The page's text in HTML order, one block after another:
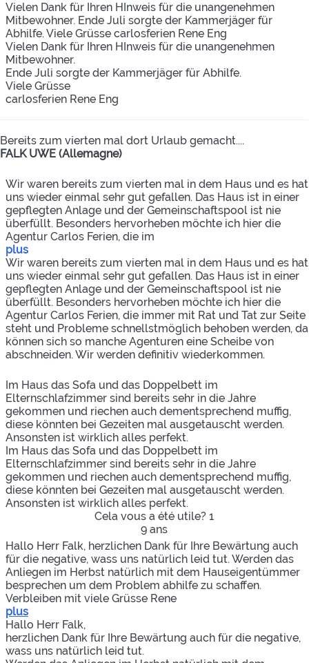
Vielen Dank für Ihren HInweis für die unangenehmen
Mitbewohner. Ende Juli sorgte der Kammerjäger für
Abhilfe. Viele Grüsse carlosferien Rene Eng
Vielen Dank für Ihren HInweis für die unangenehmen
Mitbewohner.
Ende Juli sorgte der Kammerjäger für Abhilfe.
Viele Grüsse
carlosferien Rene Eng
Bereits zum vierten mal dort Urlaub gemacht....
FALK UWE (Allemagne)
Wir waren bereits zum vierten mal in dem Haus und es hat
uns wieder einmal sehr gut gefallen. Das Haus ist in einer
gepflegten Anlage und der Gemeinschaftspool ist nie
überfüllt. Besonders hervorheben möchte ich hier die
Agentur Carlos Ferien, die im
plus
Wir waren bereits zum vierten mal in dem Haus und es hat
uns wieder einmal sehr gut gefallen. Das Haus ist in einer
gepflegten Anlage und der Gemeinschaftspool ist nie
überfüllt. Besonders hervorheben möchte ich hier die
Agentur Carlos Ferien, die immer mit Rat und Tat zur Seite
steht und Probleme schnellstmöglich behoben werden, da
können sich so manche Agenturen eine Scheibe von
abschneiden. Wir werden definitiv wiederkommen.
Im Haus das Sofa und das Doppelbett im
Elternschlafzimmer sind bereits sehr in die Jahre
gekommen und riechen auch dementsprechend muffig,
diese könnten bei Gezeiten mal ausgetauscht werden.
Ansonsten ist wirklich alles perfekt.
Im Haus das Sofa und das Doppelbett im
Elternschlafzimmer sind bereits sehr in die Jahre
gekommen und riechen auch dementsprechend muffig,
diese könnten bei Gezeiten mal ausgetauscht werden.
Ansonsten ist wirklich alles perfekt.
Cela vous a été utile? 1
9 ans
Hallo Herr Falk, herzlichen Dank für Ihre Bewärtung auch
für die negative, wass uns natürlich leid tut. Werden das
Anliegen im Herbst natürlich mit dem Hauseigentümmer
besprechen um dem Problem abhilfe zu schaffen.
Verbleiben mit viele Grüsse Rene
plus
Hallo Herr Falk,
herzlichen Dank für Ihre Bewärtung auch für die negative,
wass uns natürlich leid tut.